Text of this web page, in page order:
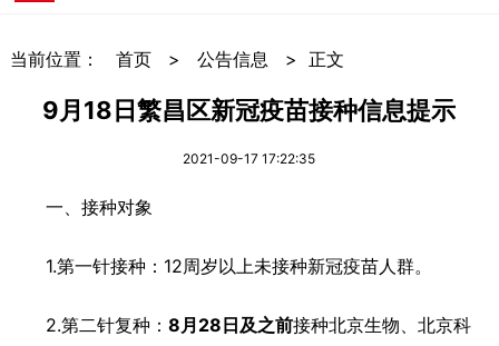
当前位置： 首页 > 公告信息 > 正文
9月18日繁昌区新冠疫苗接种信息提示
2021-09-17 17:22:35
一、接种对象
1.第一针接种：12周岁以上未接种新冠疫苗人群。
2.第二针复种： 8月 28 日及之前接种北京生物、北京科